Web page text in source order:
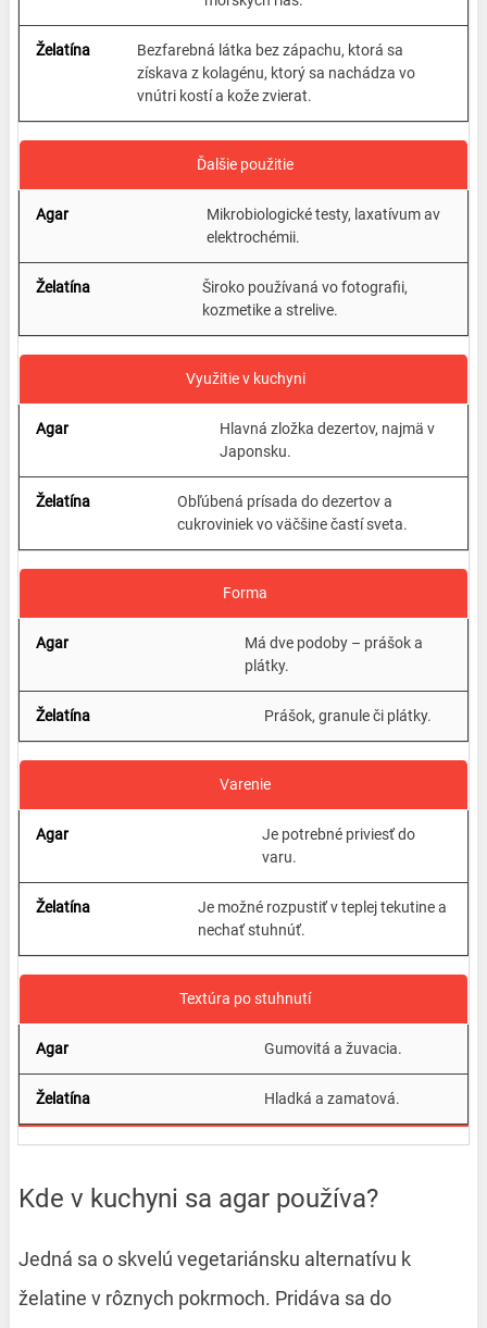
Bezfarebná látka bez zápachu, ktorá sa
získava z kolagénu, ktorý sa nachádza vo
vnútri kostí a kože zvierat.
Ďalšie použitie
Mikrobiologické testy, laxatívum av
elektrochémii.
Široko používaná vo fotografii,
kozmetike a strelive.
Využitie v kuchyni
Hlavná zložka dezertov, najmä v
Japonsku.
Obľúbená prísada do dezertov a
cukroviniek vo väčšine častí sveta.
Forma
Má dve podoby – prášok a
plátky.
Prášok, granule či plátky.
Varenie
Je potrebné priviesť do
varu.
Je možné rozpustiť v teplej tekutine a
nechať stuhnúť.
Textúra po stuhnutí
Gumovitá a žuvacia.
Hladká a zamatová.
Kde v kuchyni sa agar používa?
Jedná sa o skvelú vegetariánsku alternatívu k
želatine v rôznych pokrmoch. Pridáva sa do